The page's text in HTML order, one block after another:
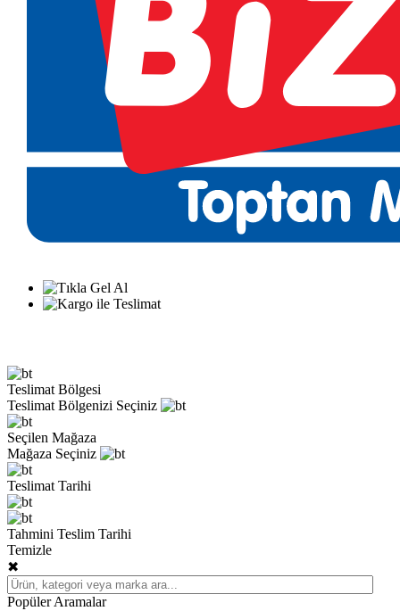
Teslimat Bölgesi
Teslimat Bölgenizi Seçiniz
Seçilen Mağaza
Mağaza Seçiniz
Teslimat Tarihi
Tahmini Teslim Tarihi
Temizle
✖
Popüler Aramalar